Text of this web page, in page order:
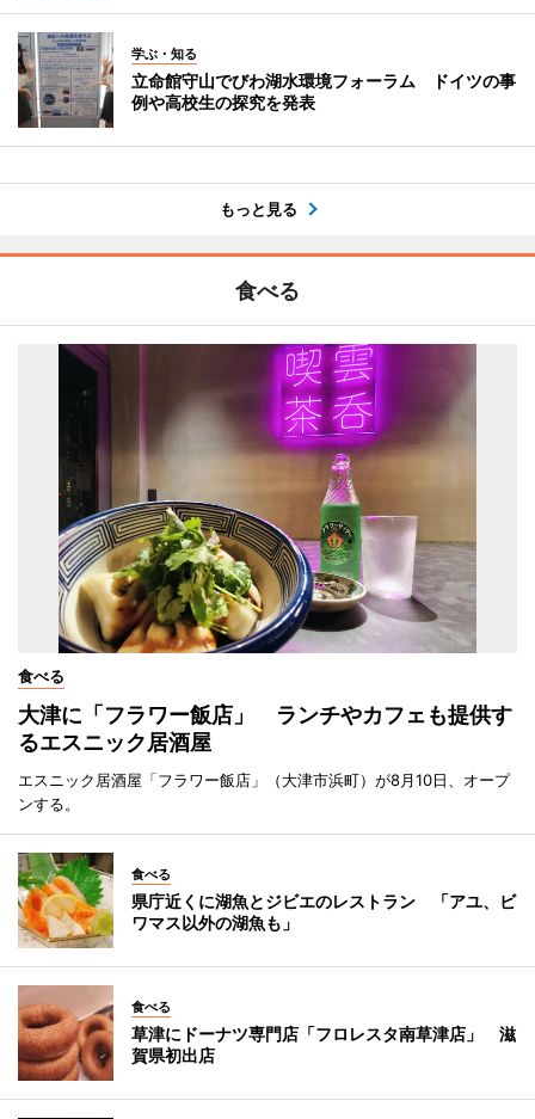
学ぶ・知る
立命館守山でびわ湖水環境フォーラム ドイツの事
例や高校生の探究を発表
もっと見る
食べる
食べる
大津に「フラワー飯店」 ランチやカフェも提供す
るエスニック居酒屋
エスニック居酒屋「フラワー飯店」（大津市浜町）が8月10日、オープ
ンする。
食べる
県庁近くに湖魚とジビエのレストラン 「アユ、ビ
ワマス以外の湖魚も」
食べる
草津にドーナツ専門店「フロレスタ南草津店」 滋
賀県初出店